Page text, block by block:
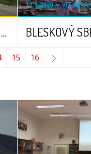
Expedice Banát 2026 - pošesté za českými kořeny
12.1.2020 ― VÍT
15 16